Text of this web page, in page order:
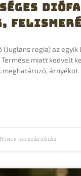
(Juglans regia) az
miatt kedvelt
meghatározó, árnyékot
Nincs hozzászólás